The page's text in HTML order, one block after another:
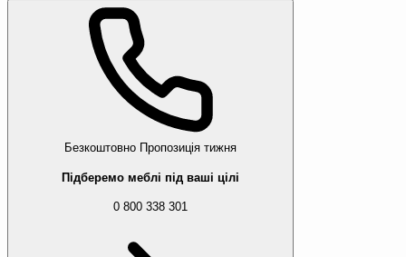
Безкоштовно Пропозиція тижня
Підберемо меблі під ваші цілі
0 800 338 301